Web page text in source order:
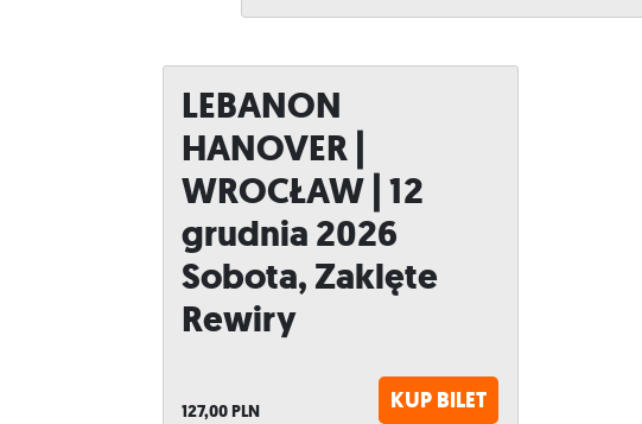
LEBANON
HANOVER |
WROCŁAW | 12
grudnia 2026
Sobota, Zaklęte
Rewiry
127,00PLN KUP BILET